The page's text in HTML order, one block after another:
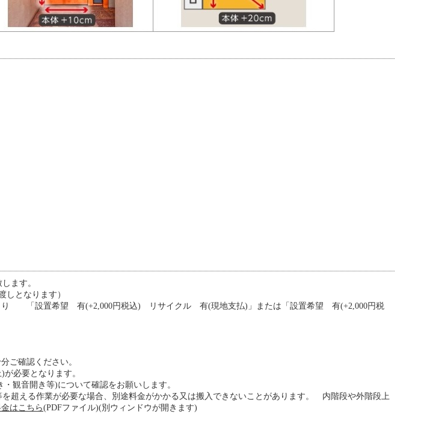
ます。
しとなります）
り 「設置希望 有(+2,000円税込) リサイクル 有(現地支払)」または「設置希望 有(+2,000円税
ご確認ください。
必要となります。
観音開き等)について確認をお願いします。
超える作業が必要な場合、別途料金がかかる又は搬入できないことがあります。 内階段や外階段上
はこちら(PDFファイル)(別ウィンドウが開きます)